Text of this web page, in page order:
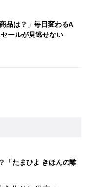
商品は？」毎日変わるA
ールが見逃せない
「たまひよ きほんの離